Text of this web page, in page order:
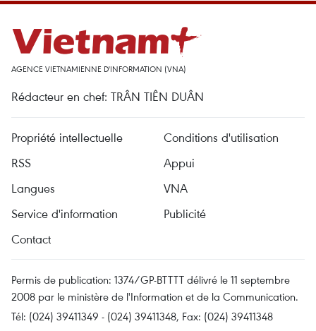
AGENCE VIETNAMIENNE D'INFORMATION (VNA)
Rédacteur en chef: TRÂN TIÊN DUÂN
Propriété intellectuelle
Conditions d'utilisation
RSS
Appui
Langues
VNA
Service d'information
Publicité
Contact
Permis de publication: 1374/GP-BTTTT délivré le 11 septembre
2008 par le ministère de l'Information et de la Communication.
Tél: (024) 39411349 - (024) 39411348, Fax: (024) 39411348